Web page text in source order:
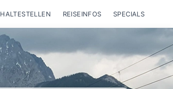
HALTESTELLEN REISEINFOS SPECIALS